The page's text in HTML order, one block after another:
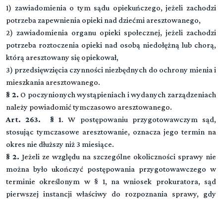
1) zawiadomienia o tym sądu opiekuńczego, jeżeli zachodzi
potrzeba zapewnienia opieki nad dziećmi aresztowanego,
2) zawiadomienia organu opieki społecznej, jeżeli zachodzi
potrzeba roztoczenia opieki nad osobą niedołężną lub chorą,
którą aresztowany się opiekował,
3) przedsięwzięcia czynności niezbędnych do ochrony mienia i
mieszkania aresztowanego.
§ 2. O poczynionych wystąpieniach i wydanych zarządzeniach
należy powiadomić tymczasowo aresztowanego.
Art. 263. § 1. W postępowaniu przygotowawczym sąd,
stosując tymczasowe aresztowanie, oznacza jego termin na
okres nie dłuższy niż 3 miesiące.
§ 2. Jeżeli ze względu na szczególne okoliczności sprawy nie
można było ukończyć postępowania przygotowawczego w
terminie określonym w § 1, na wniosek prokuratora, sąd
pierwszej instancji właściwy do rozpoznania sprawy, gdy